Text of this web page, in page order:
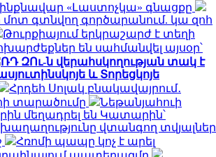
ինքնավար «Լաստոչկա» գնացքը
մոտ գտնվող գործարանում. կա զոհ
Թուրքիայում երկրաշարժ է տեղի
են սահմանվել այսօր՝
ՌԴ ԶՈւ-ն վերահսկողության տակ է
և Տորեցկոյե
Հրդեհ Սոլակ բնակավայրում․
տարածումը
Նեթանյահուի
մեղադրել են Կատարին՝
վտանգող տվյալներ
Հռոմի պապը կոչ է արել